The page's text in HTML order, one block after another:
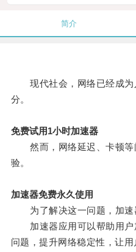
简介
现代社会，网络已经成为
分。
免费试用1小时加速器
然而，网络延迟、卡顿等
验。
加速器免费永久使用
为了解决这一问题，加速
加速器应用可以帮助用户
问题，提升网络稳定性，让